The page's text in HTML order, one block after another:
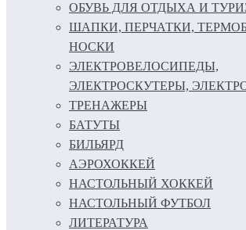
ОБУВЬ ДЛЯ ОТДЫХА И
ШАПКИ, ПЕРЧАТКИ,
НОСКИ
ЭЛЕКТРОВЕЛОСИПЕДЫ,
ЭЛЕКТРОСКУТЕРЫ,
ТРЕНАЖЕРЫ
БАТУТЫ
БИЛЬЯРД
АЭРОХОККЕЙ
НАСТОЛЬНЫЙ ХОККЕЙ
НАСТОЛЬНЫЙ ФУТБОЛ
ЛИТЕРАТУРА